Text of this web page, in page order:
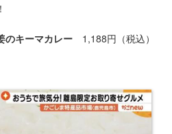
のキーマカレー1,188円（税込）